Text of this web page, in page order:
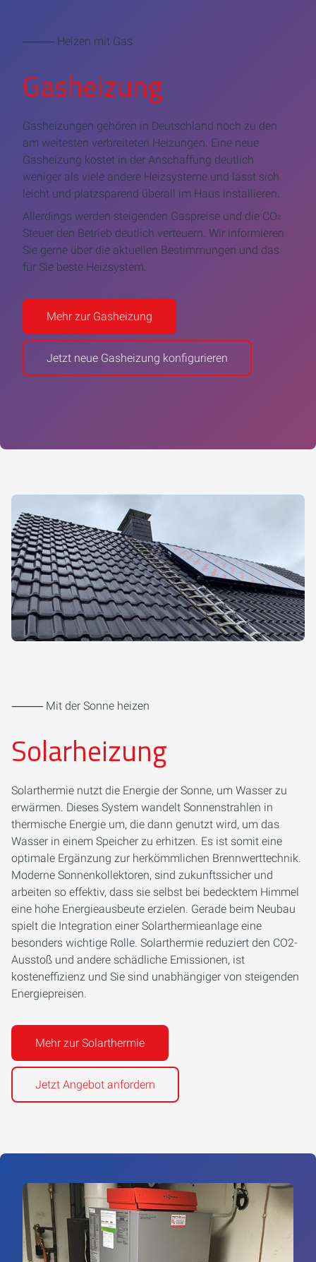
⸻ Heizen mit Gas
Gasheizung
Gasheizungen gehören in Deutschland noch zu den
am weitesten verbreiteten Heizungen. Eine neue
Gasheizung kostet in der Anschaffung deutlich
weniger als viele andere Heizsysteme und lässt sich
leicht und platzsparend überall im Haus installieren.
Allerdings werden steigenden Gaspreise und die CO 2
Steuer den Betrieb deutlich verteuern. Wir informieren
Sie gerne über die aktuellen Bestimmungen und das
für Sie beste Heizsystem.
Mehr zur Gasheizung
Jetzt neue Gasheizung konfigurieren
⸻ Mit der Sonne heizen
Solarheizung
Solarthermie nutzt die Energie der Sonne, um Wasser zu
erwärmen. Dieses System wandelt Sonnenstrahlen in
thermische Energie um, die dann genutzt wird, um das
Wasser in einem Speicher zu erhitzen. Es ist somit eine
optimale Ergänzung zur herkömmlichen Brennwerttechnik.
Moderne Sonnenkollektoren, sind zukunftssicher und
arbeiten so effektiv, dass sie selbst bei bedecktem Himmel
eine hohe Energieausbeute erzielen. Gerade beim Neubau
spielt die Integration einer Solarthermieanlage eine
besonders wichtige Rolle. Solarthermie reduziert den CO2-
Ausstoß und andere schädliche Emissionen, ist
kosteneffizienz und Sie sind unabhängiger von steigenden
Energiepreisen.
Mehr zur Solarthermie
Jetzt Angebot anfordern